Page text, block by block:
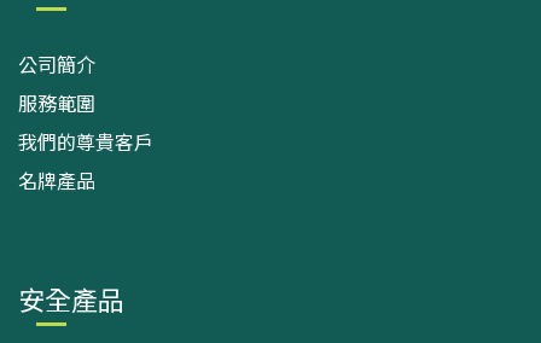
公司簡介
服務範圍
我們的尊貴客戶
名牌產品
安全產品